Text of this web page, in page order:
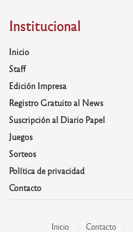
Institucional
Inicio
Staff
Edición Impresa
Registro Gratuito al News
Suscripción al Diario Papel
Juegos
Sorteos
Política de privacidad
Contacto
Inicio Contacto